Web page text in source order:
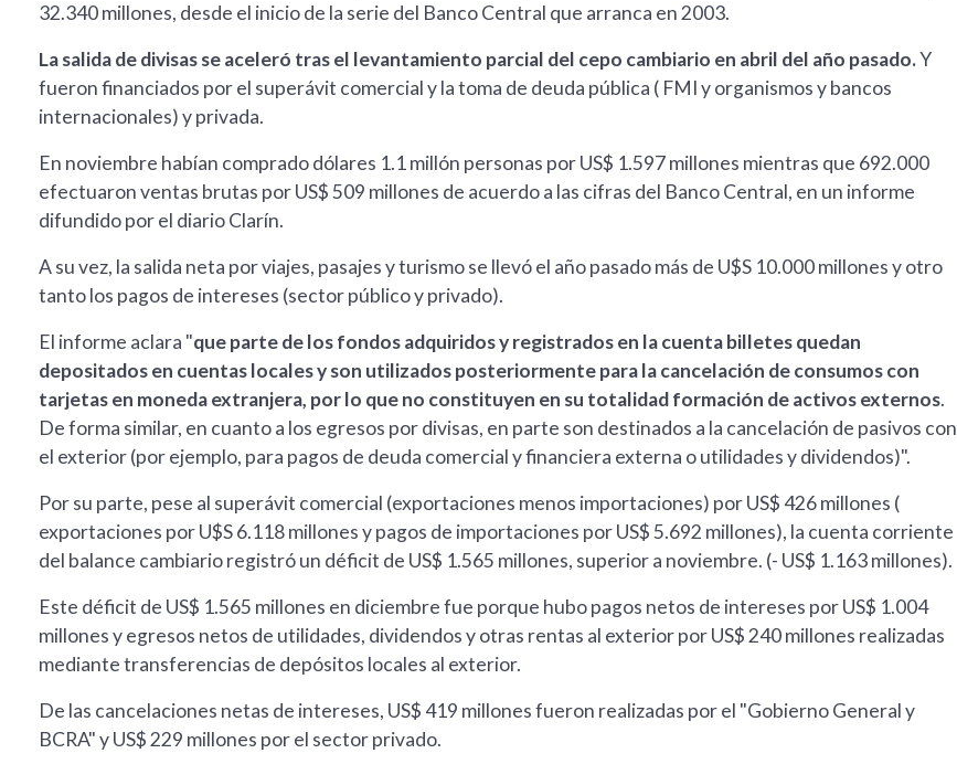
32.340 millones, desde el inicio de la serie del Banco Central que arranca en 2003.
La salida de divisas se aceleró tras el levantamiento parcial del cepo cambiario en abril del año pasado.Y
fueron financiados por el superávit comercial y la toma de deuda pública ( FMI y organismos y bancos
internacionales) y privada.
En noviembre habían comprado dólares 1.1 millón personas por US$ 1.597 millones mientras que 692.000
efectuaron ventas brutas por US$ 509 millones de acuerdo a las cifras del Banco Central, en un informe
difundido por el diario Clarín.
A su vez, la salida neta por viajes, pasajes y turismo se llevó el año pasado más de U$S 10.000 millones y otro
tanto los pagos de intereses (sector público y privado).
El informe aclara "que parte de los fondos adquiridos y registrados en la cuenta billetes quedan
depositados en cuentas locales y son utilizados posteriormente para la cancelación de consumos con
tarjetas en moneda extranjera, por lo que no constituyen en su totalidad formación de activos externos.
De forma similar, en cuanto a los egresos por divisas, en parte son destinados a la cancelación de pasivos con
el exterior (por ejemplo, para pagos de deuda comercial y financiera externa o utilidades y dividendos)".
Por su parte, pese al superávit comercial (exportaciones menos importaciones) por US$ 426 millones (
exportaciones por U$S 6.118 millones y pagos de importaciones por US$ 5.692 millones), la cuenta corriente
del balance cambiario registró un déficit de US$ 1.565 millones, superior a noviembre. (- US$ 1.163 millones).
Este déficit de US$ 1.565 millones en diciembre fue porque hubo pagos netos de intereses por US$ 1.004
millones y egresos netos de utilidades, dividendos y otras rentas al exterior por US$ 240 millones realizadas
mediante transferencias de depósitos locales al exterior.
De las cancelaciones netas de intereses, US$ 419 millones fueron realizadas por el "Gobierno General y
BCRA" y US$ 229 millones por el sector privado.